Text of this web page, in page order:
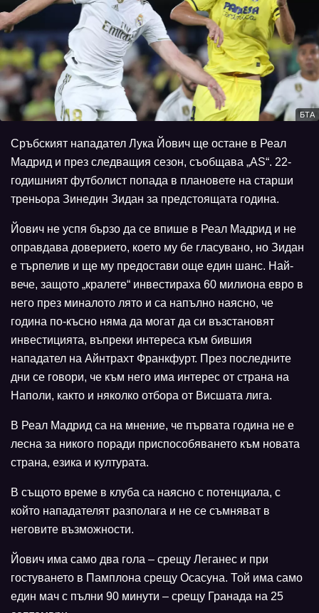
БТА
Сръбският нападател Лука Йович ще остане в Реал
Мадрид и през следващия сезон, съобщава „AS“. 22-
годишният футболист попада в плановете на старши
треньора Зинедин Зидан за предстоящата година.
Йович не успя бързо да се впише в Реал Мадрид и не
оправдава доверието, което му бе гласувано, но Зидан
е търпелив и ще му предостави още един шанс. Най-
вече, защото „кралете“ инвестираха 60 милиона евро в
него през миналото лято и са напълно наясно, че
година по-късно няма да могат да си възстановят
инвестицията, въпреки интереса към бившия
нападател на Айнтрахт Франкфурт. През последните
дни се говори, че към него има интерес от страна на
Наполи, както и няколко отбора от Висшата лига.
В Реал Мадрид са на мнение, че първата година не е
лесна за никого поради приспособяването към новата
страна, езика и културата.
В същото време в клуба са наясно с потенциала, с
който нападателят разполага и не се съмняват в
неговите възможности.
Йович има само два гола – срещу Леганес и при
гостуването в Памплона срещу Осасуна. Той има само
един мач с пълни 90 минути – срещу Гранада на 25